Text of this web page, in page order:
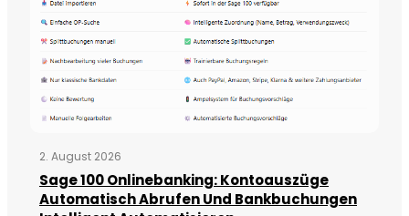
2. August 2026
Sage 100 Onlinebanking: Kontoauszüge
Automatisch Abrufen Und Bankbuchungen